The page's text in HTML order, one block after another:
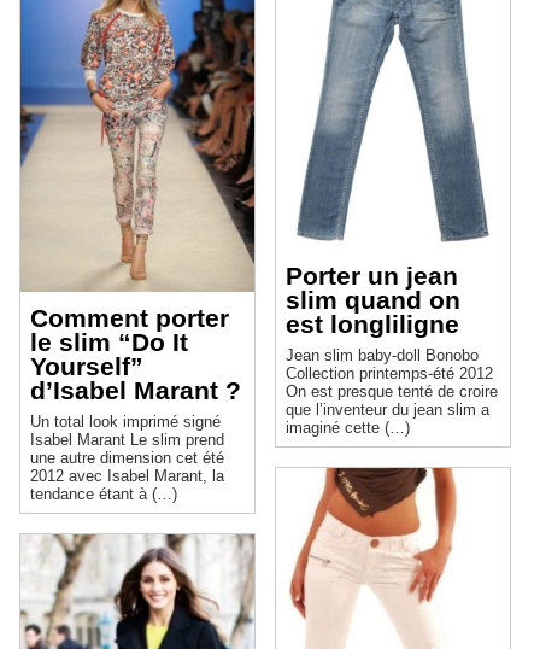
Comment porter
le slim “Do It
Yourself”
d’Isabel Marant ?
Un total look imprimé signé
Isabel Marant Le slim prend
une autre dimension cet été
2012 avec Isabel Marant, la
tendance étant à (…)
Porter un jean
slim quand on
est longliligne
Jean slim baby-doll Bonobo
Collection printemps-été 2012
On est presque tenté de croire
que l’inventeur du jean slim a
imaginé cette (…)